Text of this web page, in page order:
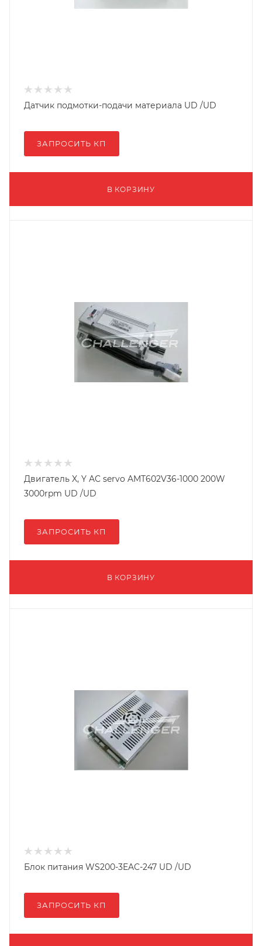
Датчик подмотки-подачи материала UD /UD
ЗАПРОСИТЬ КП
В КОРЗИНУ
Двигатель X, Y AC servo AMT602V36-1000 200W
3000rpm UD /UD
ЗАПРОСИТЬ КП
В КОРЗИНУ
Блок питания WS200-3EAC-247 UD /UD
ЗАПРОСИТЬ КП